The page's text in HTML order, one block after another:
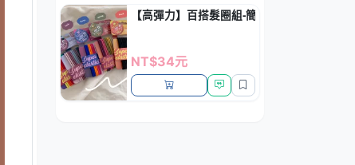
【高彈力】百搭髮圈組-簡約日常髮飾
NT$34元